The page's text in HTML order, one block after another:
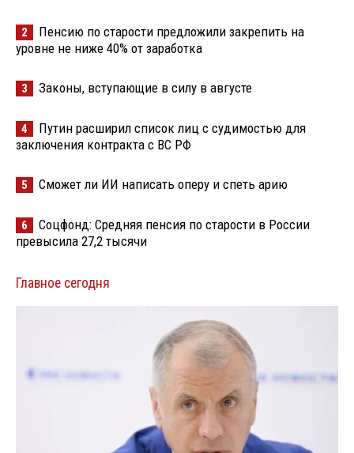
2
Пенсию по старости предложили закрепить на
уровне не ниже 40% от заработка
3 Законы, вступающие в силу в августе
4
Путин расширил список лиц с судимостью для
заключения контракта с ВС РФ
5 Сможет ли ИИ написать оперу и спеть арию
6
Соцфонд: Средняя пенсия по старости в России
превысила 27,2 тысячи
Главное сегодня